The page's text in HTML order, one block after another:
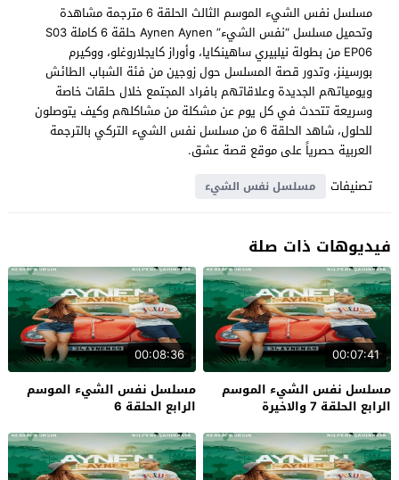
مسلسل نفس الشيء الموسم الثالث الحلقة 6 مترجمة مشاهدة
وتحميل مسلسل “نفس الشيء” Aynen Aynen حلقة 6 كاملة S03
EP06 من بطولة نيلبيري ساهينكايا، وأوراز كايجلاروغلو، ووكيرم
بورسينز، وتدور قصة المسلسل حول زوجين من فئة الشباب الطائش
ويومياتهم الجديدة وعلاقاتهم بافراد المجتمع خلال حلقات خاصة
وسريعة تتحدث في كل يوم عن مشكلة من مشاكلهم وكيف يتوصلون
للحلول، شاهد الحلقة 6 من مسلسل نفس الشيء التركي بالترجمة
العربية حصرياً على موقع قصة عشق.
تصنيفات
مسلسل نفس الشيء
فيديوهات ذات صلة
00:07:41
مسلسل نفس الشيء الموسم
الرابع الحلقة 7 والاخيرة
00:08:36
مسلسل نفس الشيء الموسم
الرابع الحلقة 6